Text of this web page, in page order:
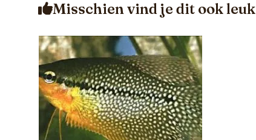
Misschien vind je dit ook leuk